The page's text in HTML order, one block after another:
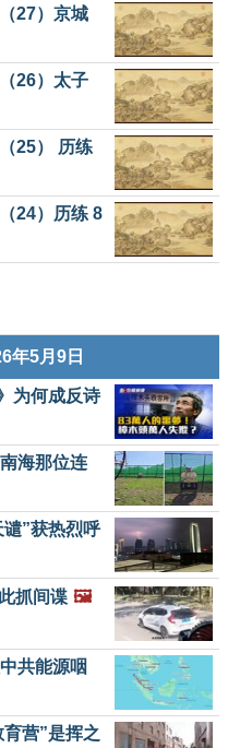
27）京城
26）太子
25） 历练
24）历练 8
年5月9日
为何成反诗
海那位连
”获热烈呼
抓间谍 🖼️
共能源咽
营”是挥之